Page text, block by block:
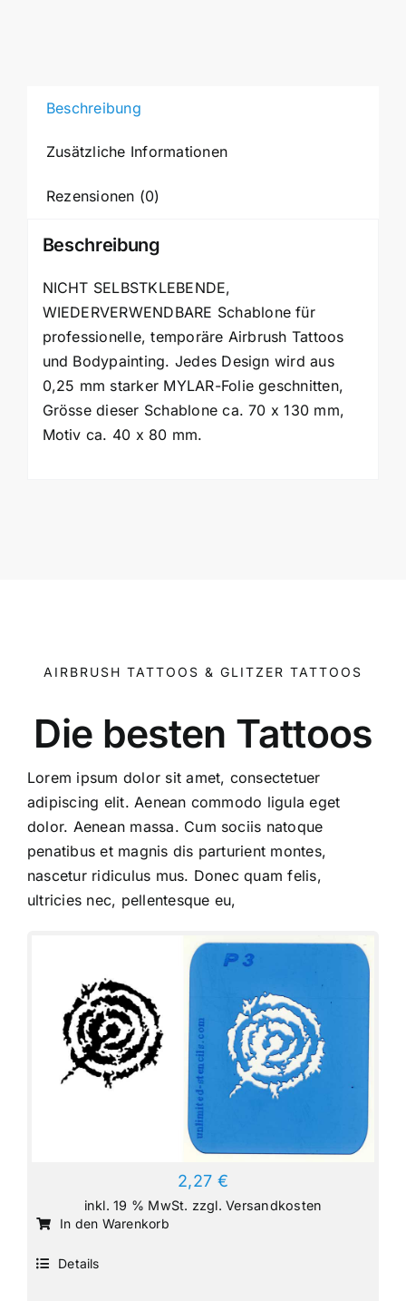
Beschreibung
Zusätzliche Informationen
Rezensionen (0)
Beschreibung
NICHT SELBSTKLEBENDE,
WIEDERVERWENDBARE Schablone für
professionelle, temporäre Airbrush Tattoos
und Bodypainting. Jedes Design wird aus
0,25 mm starker MYLAR-Folie geschnitten,
Grösse dieser Schablone ca. 70 x 130 mm,
Motiv ca. 40 x 80 mm.
AIRBRUSH TATTOOS & GLITZER TATTOOS
Die besten Tattoos
Lorem ipsum dolor sit amet, consectetuer
adipiscing elit. Aenean commodo ligula eget
dolor. Aenean massa. Cum sociis natoque
penatibus et magnis dis parturient montes,
nascetur ridiculus mus. Donec quam felis,
ultricies nec, pellentesque eu,
2,27 €
inkl. 19 % MwSt. zzgl.Versandkosten
In den Warenkorb
Details